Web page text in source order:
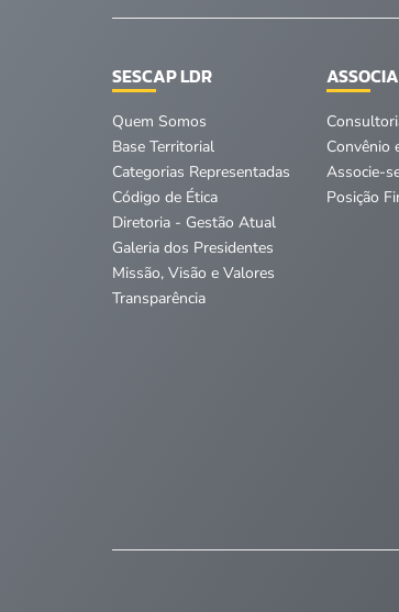
SESCAP LDR
Quem Somos
Base Territorial
Categorias Representadas
Código de Ética
Diretoria - Gestão Atual
Galeria dos Presidentes
Missão, Visão e Valores
Transparência
Convênio
Associe-
Posição